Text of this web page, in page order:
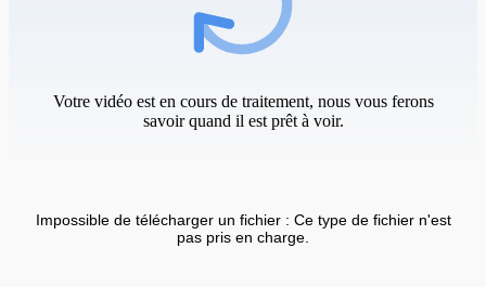
Votre vidéo est en cours de traitement, nous vous ferons
savoir quand il est prêt à voir.
Impossible de télécharger un fichier : Ce type de fichier n'est
pas pris en charge.